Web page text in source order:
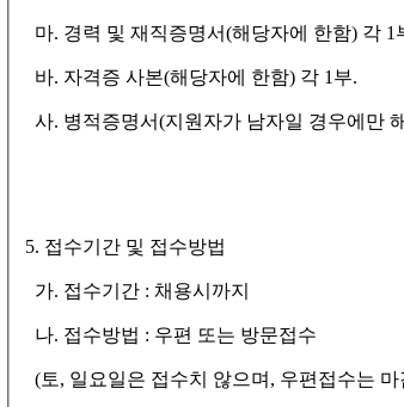
마. 경력 및 재직증명서(해당자에 한함) 각 1
바. 자격증 사본(해당자에 한함) 각 1 부.
사. 병적증명서(지원자가 남자일 경우에만
5. 접수기간 및 접수방법
가. 접수기간 : 채용시까지
나. 접수방법 : 우편 또는 방문접수
(토, 일요일은 접수치 않으며 , 우편접수는